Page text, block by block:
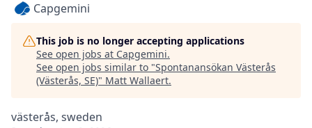
Capgemini
This job is no longer accepting applications
See open jobs at Capgemini.
See open jobs similar to "Spontanansökan Västerås
(Västerås, SE)" Matt Wallaert.
västerås, sweden